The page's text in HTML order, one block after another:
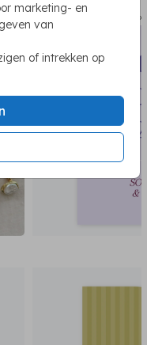
marketing- en
van
of intrekken op